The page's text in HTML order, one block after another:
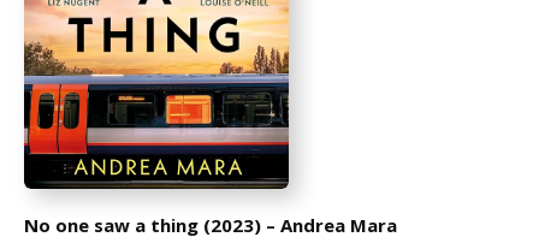
No one saw a thing (2023) – Andrea Mara